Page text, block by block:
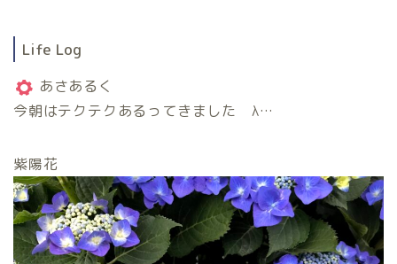
Life Log
あさあるく
今朝はテクテクあるってきました λ…
紫陽花